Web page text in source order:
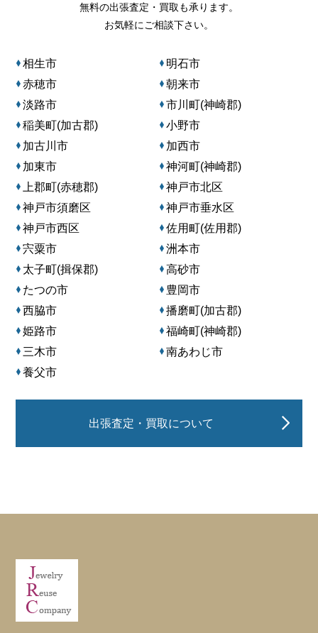
無料の出張査定・買取も承ります。
お気軽にご相談下さい。
相生市
明石市
赤穂市
朝来市
淡路市
市川町(神崎郡)
稲美町(加古郡)
小野市
加古川市
加西市
加東市
神河町(神崎郡)
上郡町(赤穂郡)
神戸市北区
神戸市須磨区
神戸市垂水区
神戸市西区
佐用町(佐用郡)
宍粟市
洲本市
太子町(揖保郡)
高砂市
たつの市
豊岡市
西脇市
播磨町(加古郡)
姫路市
福崎町(神崎郡)
三木市
南あわじ市
養父市
出張査定・買取について